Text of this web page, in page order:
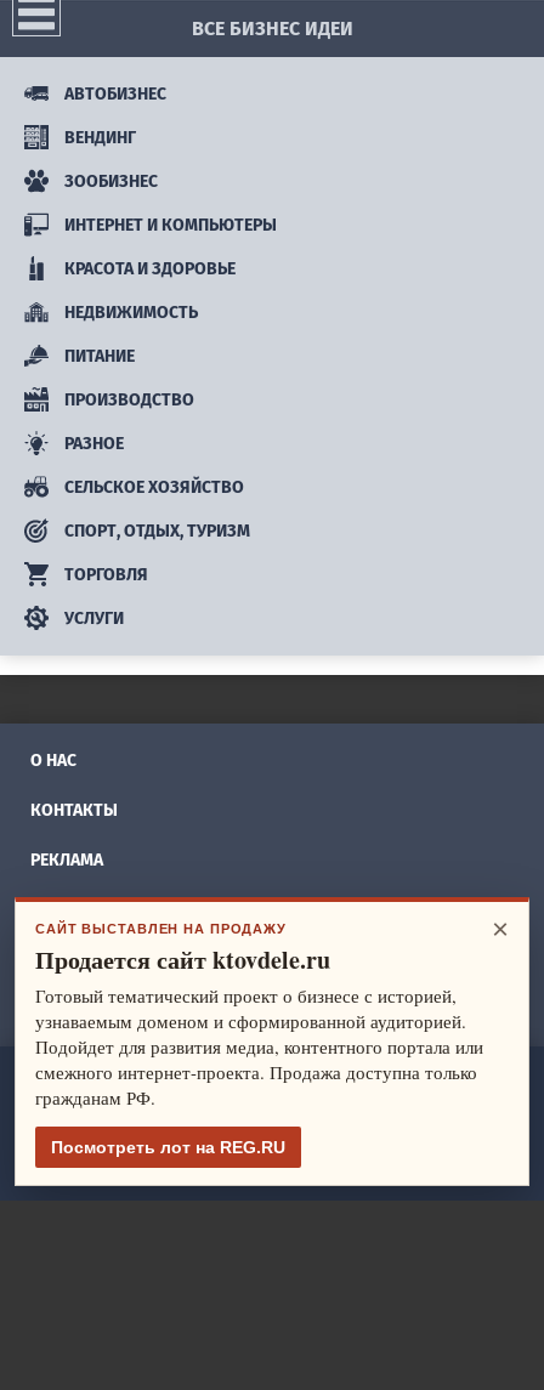
ВСЕ БИЗНЕС ИДЕИ
АВТОБИЗНЕС
ВЕНДИНГ
ЗООБИЗНЕС
ИНТЕРНЕТ И КОМПЬЮТЕРЫ
КРАСОТА И ЗДОРОВЬЕ
НЕДВИЖИМОСТЬ
ПИТАНИЕ
ПРОИЗВОДСТВО
РАЗНОЕ
СЕЛЬСКОЕ ХОЗЯЙСТВО
СПОРТ, ОТДЫХ, ТУРИЗМ
ТОРГОВЛЯ
УСЛУГИ
О НАС
КОНТАКТЫ
РЕКЛАМА
СПРАВОЧНИК
ФРАНШИЗЫ
ktovdele.ru — идеи и ведение бизнеса. Все права защищены.
Политика конфиденциальности
×
САЙТ ВЫСТАВЛЕН НА ПРОДАЖУ
Продается сайт ktovdele.ru
Готовый тематический проект о бизнесе с историей,
узнаваемым доменом и сформированной аудиторией.
Подойдет для развития медиа, контентного портала или
смежного интернет-проекта. Продажа доступна только
гражданам РФ.
Посмотреть лот на REG.RU